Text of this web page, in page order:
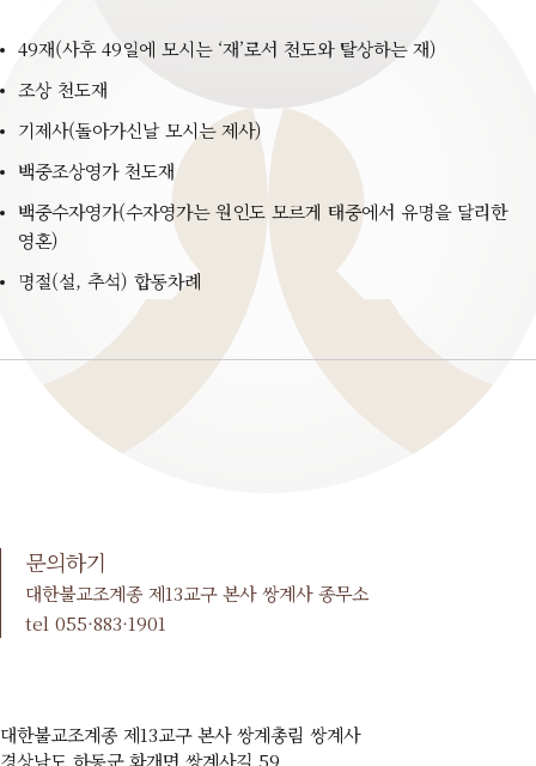
49재(사후 49일에 모시는 ‘재’로서 천도와 탈상하는 재)
조상 천도재
기제사(돌아가신날 모시는 제사)
백중조상영가 천도재
백중수자영가(수자영가는 원인도 모르게 태중에서 유명을 달리한
영혼)
명절(설, 추석) 합동차례
문의하기
대한불교조계종 제13교구 본사 쌍계사 종무소
tel 055·883·1901
대한불교조계종 제13교구 본사 쌍계총림 쌍계사
경상남도 하동군 화개면 쌍계사길 59